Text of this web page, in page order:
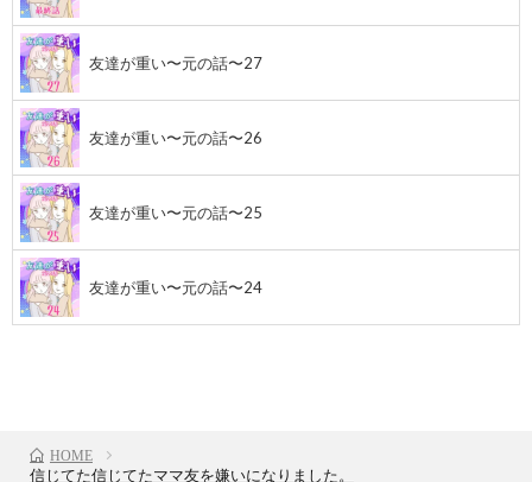
友達が重い〜元の話〜27
友達が重い〜元の話〜26
友達が重い〜元の話〜25
友達が重い〜元の話〜24
HOME
信じてた信じてたママ友を嫌いになりました。